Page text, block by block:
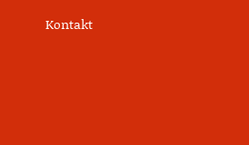
Kontakt